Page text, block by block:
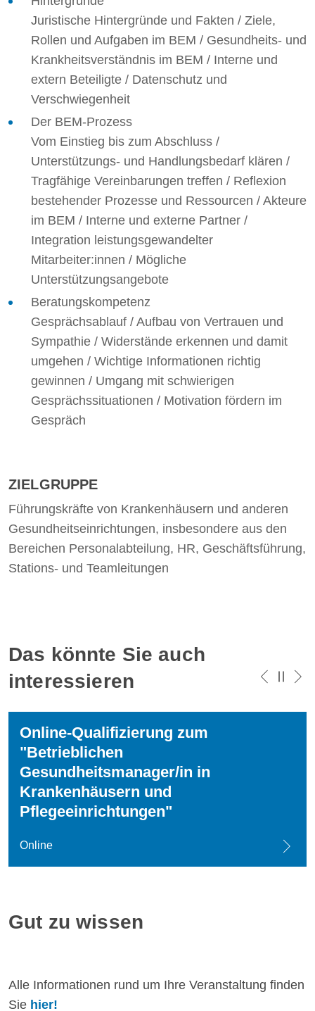
Juristische Hintergründe und Fakten / Ziele,
Rollen und Aufgaben im BEM / Gesundheits- und
Krankheitsverständnis im BEM / Interne und
extern Beteiligte / Datenschutz und
Verschwiegenheit
Der BEM-Prozess
Vom Einstieg bis zum Abschluss /
Unterstützungs- und Handlungsbedarf klären /
Tragfähige Vereinbarungen treffen / Reflexion
bestehender Prozesse und Ressourcen / Akteure
im BEM / Interne und externe Partner /
Integration leistungsgewandelter
Mitarbeiter:innen / Mögliche
Unterstützungsangebote
Beratungskompetenz
Gesprächsablauf / Aufbau von Vertrauen und
Sympathie / Widerstände erkennen und damit
umgehen / Wichtige Informationen richtig
gewinnen / Umgang mit schwierigen
Gesprächssituationen / Motivation fördern im
Gespräch
ZIELGRUPPE
Führungskräfte von Krankenhäusern und anderen
Gesundheitseinrichtungen, insbesondere aus den
Bereichen Personalabteilung, HR, Geschäftsführung,
Stations- und Teamleitungen
Das könnte Sie auch
interessieren
Online-Qualifizierung zum
"Betrieblichen
Gesundheitsmanager/in in
Krankenhäusern und
Pflegeeinrichtungen"
Online
Gut zu wissen
Alle Informationen rund um Ihre Veranstaltung finden
Sie hier!